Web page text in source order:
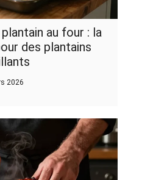
au four : la
des plantains
2026